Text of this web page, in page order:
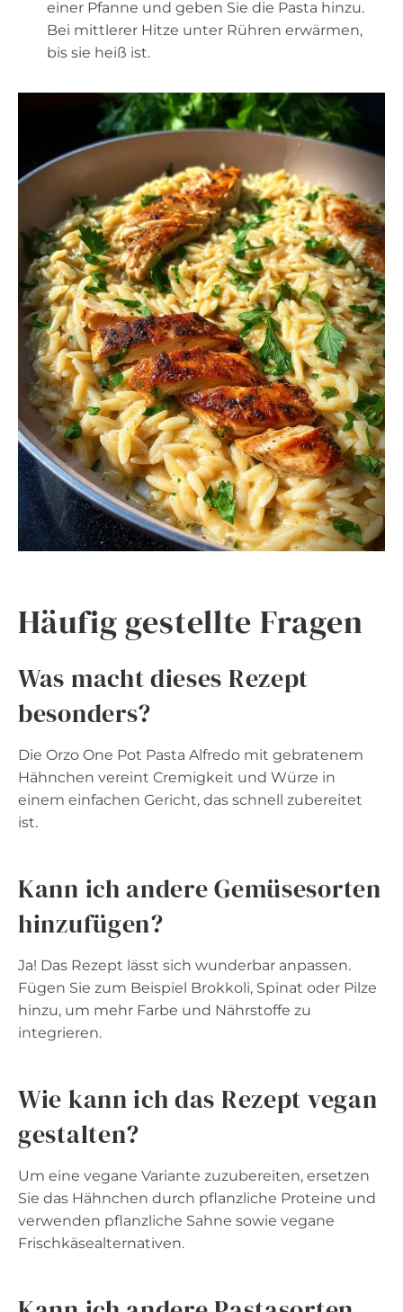
einer Pfanne und geben Sie die Pasta hinzu.
Bei mittlerer Hitze unter Rühren erwärmen,
bis sie heiß ist.
Häufig gestellte Fragen
Was macht dieses Rezept
besonders?
Die Orzo One Pot Pasta Alfredo mit gebratenem
Hähnchen vereint Cremigkeit und Würze in
einem einfachen Gericht, das schnell zubereitet
ist.
Kann ich andere Gemüsesorten
hinzufügen?
Ja! Das Rezept lässt sich wunderbar anpassen.
Fügen Sie zum Beispiel Brokkoli, Spinat oder Pilze
hinzu, um mehr Farbe und Nährstoffe zu
integrieren.
Wie kann ich das Rezept vegan
gestalten?
Um eine vegane Variante zuzubereiten, ersetzen
Sie das Hähnchen durch pflanzliche Proteine und
verwenden pflanzliche Sahne sowie vegane
Frischkäsealternativen.